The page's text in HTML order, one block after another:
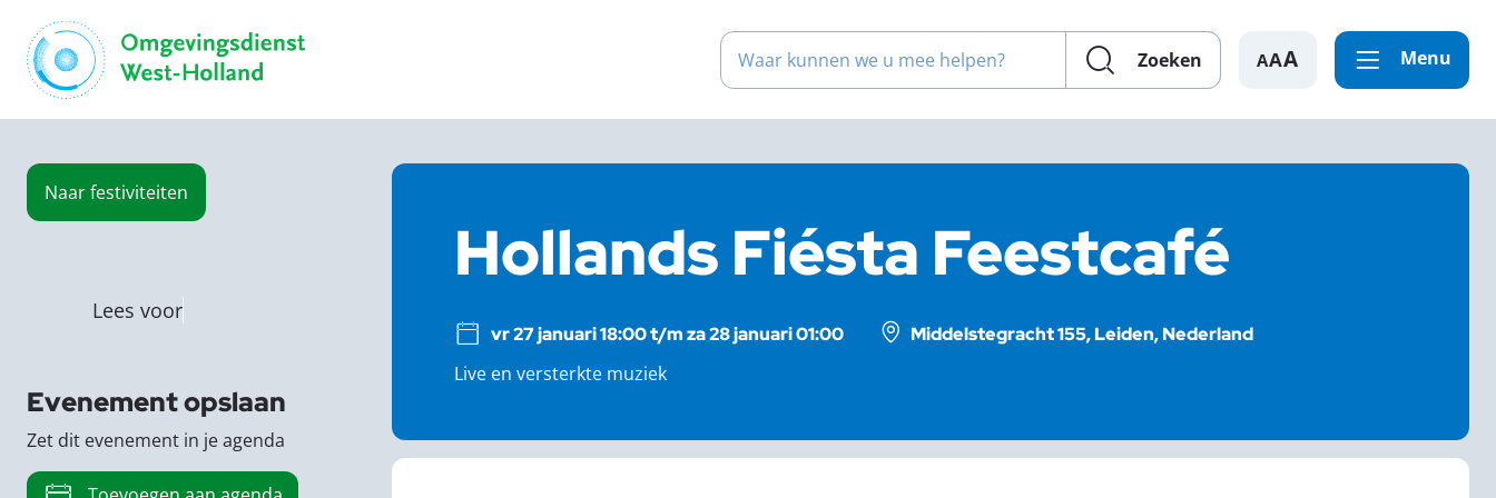
Waar kunnen we u mee helpen?
Zoeken A Menu
Naarfestiviteiten
Hollands Fiésta Feestcafé
vr 27 januari 18:00 t/m za 28 januari 01:00
Middelstegracht 155, Leiden, Nederland
Live en versterkte muziek
Lees voor
Evenement opslaan
Zet dit evenement in je agenda